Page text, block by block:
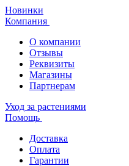
Новинки
Компания
О компании
Отзывы
Реквизиты
Магазины
Партнерам
Уход за растениями
Помощь
Доставка
Оплата
Гарантии